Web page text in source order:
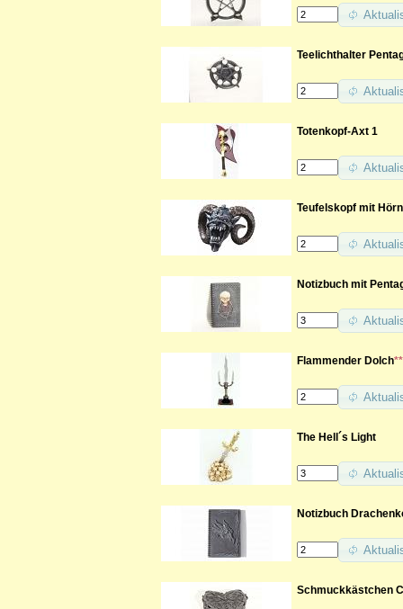
Teelichthalter
Totenkopf-Axt 1
Teufelskopf mit
Notizbuch mit
Flammender Dolch
The Hell´s Light
Notizbuch
Schmuckkästchen